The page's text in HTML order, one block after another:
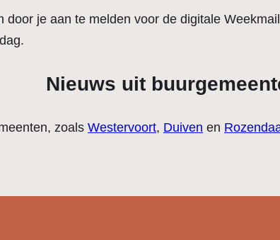
je aan te melden voor de digitale
Nieuws uit
zoals Westervoort, Duiven en